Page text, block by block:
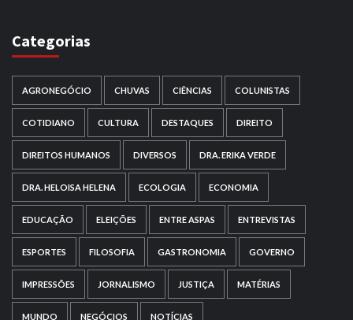
Categorias
AGRONEGÓCIO CHUVAS CIÊNCIAS COLUNISTAS
COTIDIANO CULTURA DESTAQUES DIREITO
DIREITOS HUMANOS DIVERSOS DRA. ERIKA VERDE
DRA. HELOISA HELENA ECOLOGIA ECONOMIA
EDUCAÇÃO ELEIÇÕES ENTRE ASPAS ENTREVISTAS
ESPORTES FILOSOFIA GASTRONOMIA GOVERNO
IMPRESSÕES JORNALISMO JUSTIÇA MATÉRIAS
MUNDO NEGÓCIOS NOTÍCIAS